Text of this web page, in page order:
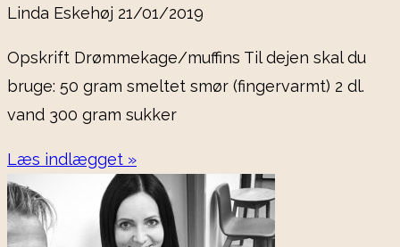
Linda Eskehøj 21/01/2019
Opskrift Drømmekage/muffins Til dejen skal du
bruge: 50 gram smeltet smør (fingervarmt) 2 dl.
vand 300 gram sukker
Læs indlægget »